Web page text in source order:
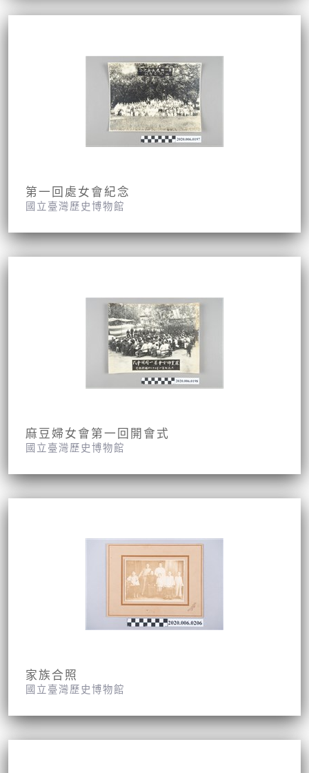
第一回處女會紀念
國立臺灣歷史博物館
麻豆婦女會第一回開會式
國立臺灣歷史博物館
家族合照
國立臺灣歷史博物館